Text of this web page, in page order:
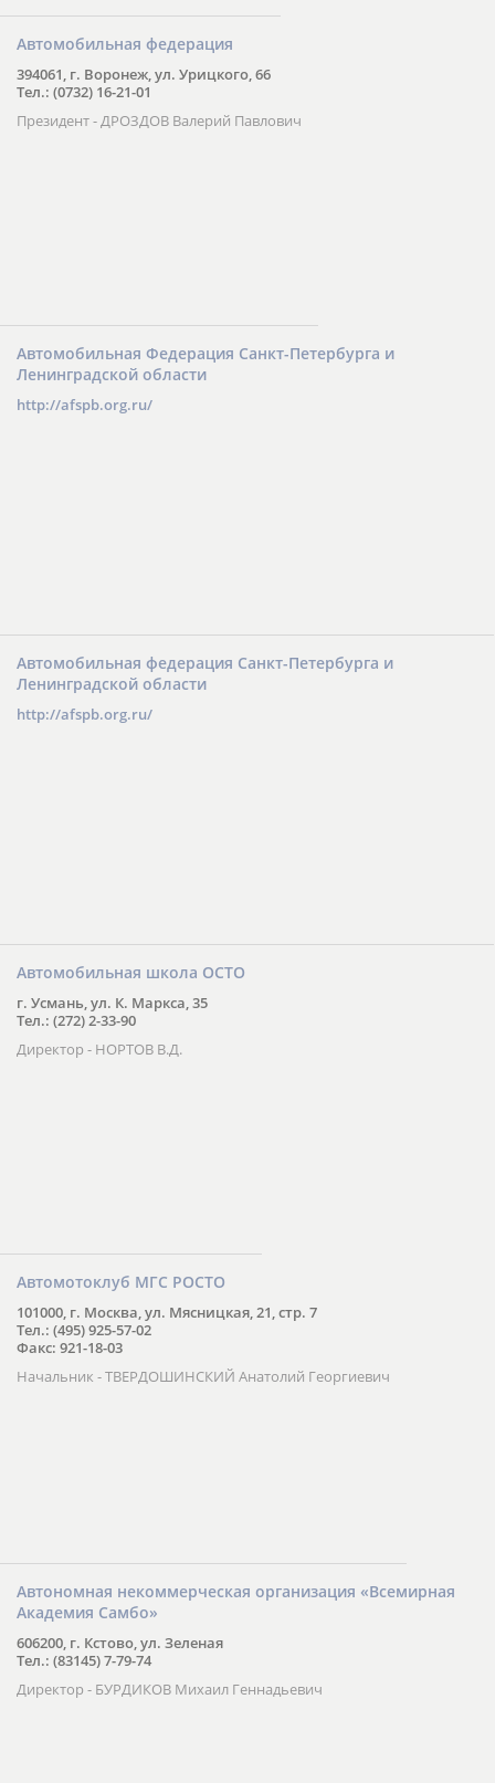
Автомобильная федерация
394061, г. Воронеж, ул. Урицкого, 66
Тел.: (0732) 16-21-01
Президент - ДРОЗДОВ Валерий Павлович
Автомобильная Федерация Санкт-Петербурга и
Ленинградской области
http://afspb.org.ru/
Автомобильная федерация Санкт-Петербурга и
Ленинградской области
http://afspb.org.ru/
Автомобильная школа ОСТО
г. Усмань, ул. К. Маркса, 35
Тел.: (272) 2-33-90
Директор - НОРТОВ В.Д.
Автомотоклуб МГС РОСТО
101000, г. Москва, ул. Мясницкая, 21, стр. 7
Тел.: (495) 925-57-02
Факс: 921-18-03
Начальник - ТВЕРДОШИНСКИЙ Анатолий Георгиевич
Автономная некоммерческая организация «Всемирная
Академия Самбо»
606200, г. Кстово, ул. Зеленая
Тел.: (83145) 7-79-74
Директор - БУРДИКОВ Михаил Геннадьевич